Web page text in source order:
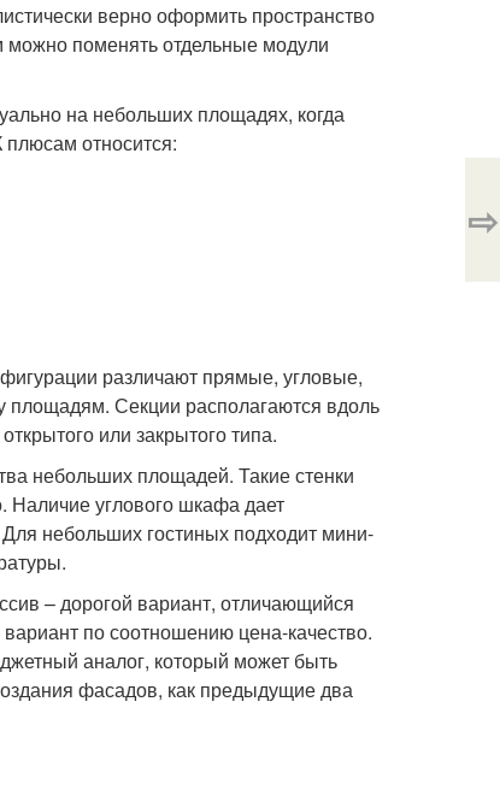
верно оформить пространство
поменять отдельные модули
на небольших площадях, когда
плюсам относится:
различают прямые, угловые,
Секции располагаются вдоль
или закрытого типа.
небольших площадей. Такие стенки
Наличие углового шкафа дает
небольших гостиных подходит мини-
– дорогой вариант, отличающийся
по соотношению цена-качество.
аналог, который может быть
фасадов, как предыдущие два
⇨